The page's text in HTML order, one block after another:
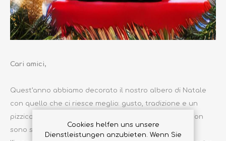
Cari amici,
Quest’anno abbiamo decorato il nostro albero di Natale
con quello che ci riesce meglio: gusto, tradizione e un
pizzico d’amore! ❤️ I nostri vasetti Dodaro Selection non
sono solo pieni di sapori autentici, ma anche di tutto
Cookies helfen uns unsere
Dienstleistungen anzubieten. Wenn Sie